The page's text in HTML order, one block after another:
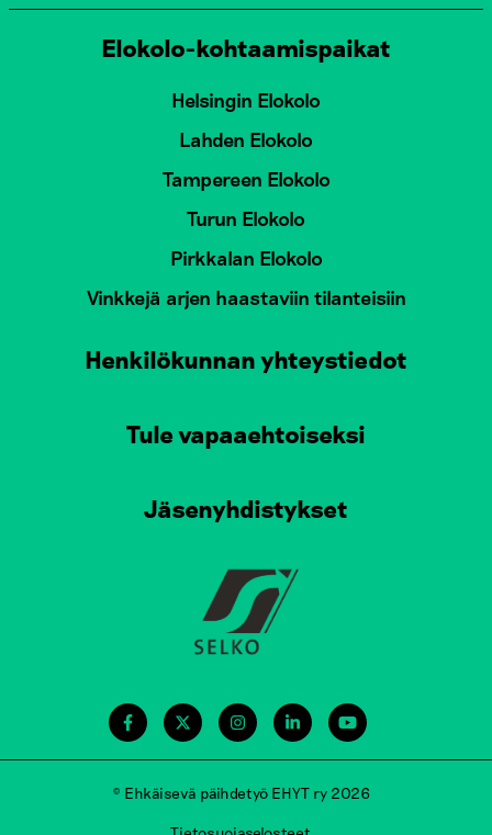
Elokolo-kohtaamispaikat
Helsingin Elokolo
Lahden Elokolo
Tampereen Elokolo
Turun Elokolo
Pirkkalan Elokolo
Vinkkejä arjen haastaviin tilanteisiin
Henkilökunnan yhteystiedot
Tule vapaaehtoiseksi
Jäsenyhdistykset
© Ehkäisevä päihdetyö EHYT ry 2026